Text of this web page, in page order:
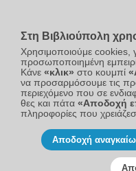
Στη Βιβλιούπολη
Χρησιμοποιούμε cookies,
προσωποποιημένη
Κάνε «κλικ» στο κουμπί
να προσαρμόσουμε τις
περιεχόμενο που σε
θες και πάτα «Αποδοχή
πληροφορίες που
Αποδοχή